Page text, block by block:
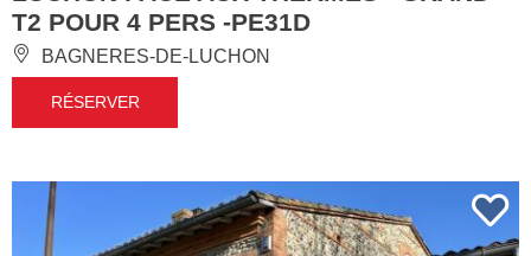
T2 POUR 4 PERS -PE31D
BAGNERES-DE-LUCHON
RÉSERVER